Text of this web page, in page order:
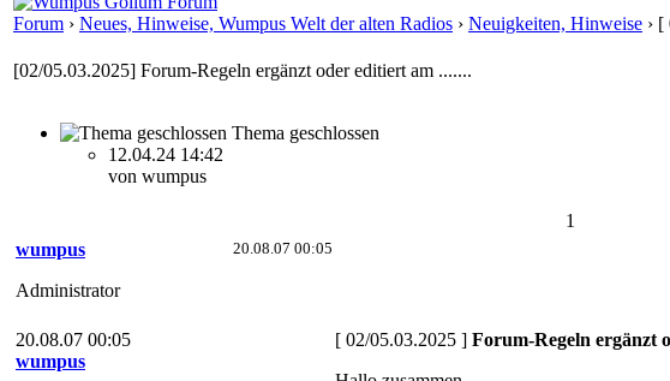
Forum › Neues, Hinweise, Wumpus Welt der alten Radios › Neuigkeiten, Hinweise › [
[02/05.03.2025] Forum-Regeln ergänzt oder editiert am .......
Thema geschlossen
12.04.24 14:42
von wumpus
1
20.08.07 00:05
wumpus
Administrator
20.08.07 00:05
wumpus
[ 02/05.03.2025 ] Forum-Regeln ergänzt